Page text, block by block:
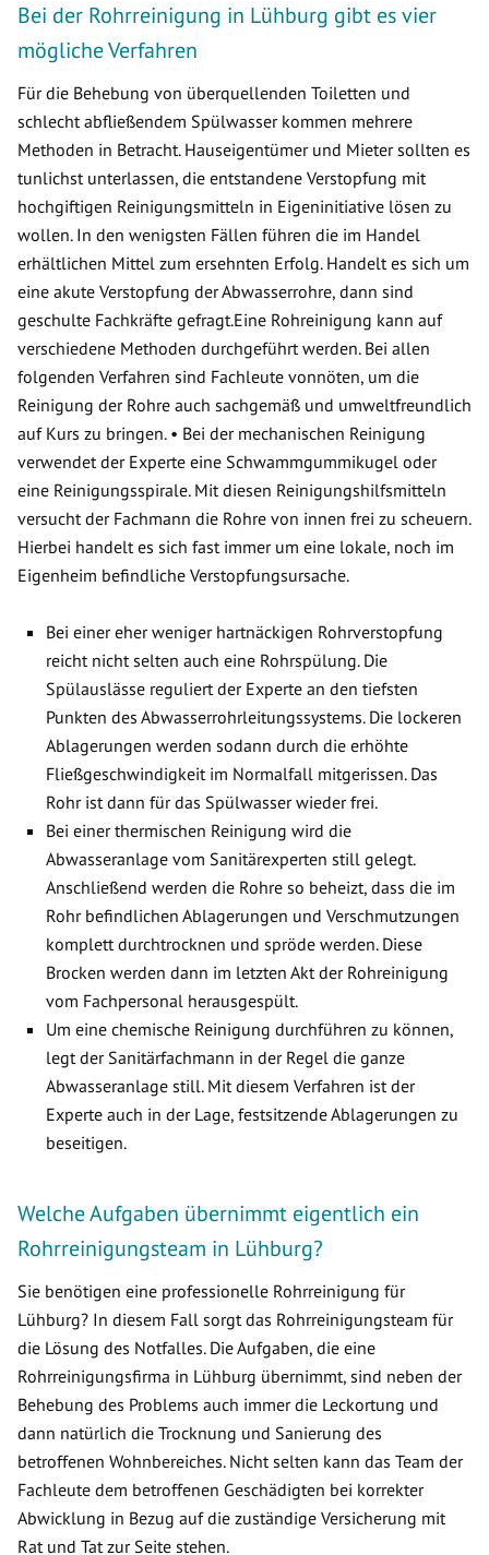
Bei der Rohrreinigung in Lühburg gibt es vier
mögliche Verfahren
Für die Behebung von überquellenden Toiletten und
schlecht abfließendem Spülwasser kommen mehrere
Methoden in Betracht. Hauseigentümer und Mieter sollten es
tunlichst unterlassen, die entstandene Verstopfung mit
hochgiftigen Reinigungsmitteln in Eigeninitiative lösen zu
wollen. In den wenigsten Fällen führen die im Handel
erhältlichen Mittel zum ersehnten Erfolg. Handelt es sich um
eine akute Verstopfung der Abwasserrohre, dann sind
geschulte Fachkräfte gefragt.Eine Rohreinigung kann auf
verschiedene Methoden durchgeführt werden. Bei allen
folgenden Verfahren sind Fachleute vonnöten, um die
Reinigung der Rohre auch sachgemäß und umweltfreundlich
auf Kurs zu bringen. • Bei der mechanischen Reinigung
verwendet der Experte eine Schwammgummikugel oder
eine Reinigungsspirale. Mit diesen Reinigungshilfsmitteln
versucht der Fachmann die Rohre von innen frei zu scheuern.
Hierbei handelt es sich fast immer um eine lokale, noch im
Eigenheim befindliche Verstopfungsursache.
Bei einer eher weniger hartnäckigen Rohrverstopfung
reicht nicht selten auch eine Rohrspülung. Die
Spülauslässe reguliert der Experte an den tiefsten
Punkten des Abwasserrohrleitungssystems. Die lockeren
Ablagerungen werden sodann durch die erhöhte
Fließgeschwindigkeit im Normalfall mitgerissen. Das
Rohr ist dann für das Spülwasser wieder frei.
Bei einer thermischen Reinigung wird die
Abwasseranlage vom Sanitärexperten still gelegt.
Anschließend werden die Rohre so beheizt, dass die im
Rohr befindlichen Ablagerungen und Verschmutzungen
komplett durchtrocknen und spröde werden. Diese
Brocken werden dann im letzten Akt der Rohreinigung
vom Fachpersonal herausgespült.
Um eine chemische Reinigung durchführen zu können,
legt der Sanitärfachmann in der Regel die ganze
Abwasseranlage still. Mit diesem Verfahren ist der
Experte auch in der Lage, festsitzende Ablagerungen zu
beseitigen.
Welche Aufgaben übernimmt eigentlich ein
Rohrreinigungsteam in Lühburg?
Sie benötigen eine professionelle Rohrreinigung für
Lühburg? In diesem Fall sorgt das Rohrreinigungsteam für
die Lösung des Notfalles. Die Aufgaben, die eine
Rohrreinigungsfirma in Lühburg übernimmt, sind neben der
Behebung des Problems auch immer die Leckortung und
dann natürlich die Trocknung und Sanierung des
betroffenen Wohnbereiches. Nicht selten kann das Team der
Fachleute dem betroffenen Geschädigten bei korrekter
Abwicklung in Bezug auf die zuständige Versicherung mit
Rat und Tat zur Seite stehen.